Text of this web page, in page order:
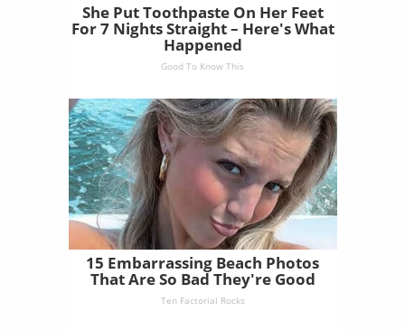
She Put Toothpaste On Her Feet
For 7 Nights Straight – Here's What
Happened
Good To Know This
15 Embarrassing Beach Photos
That Are So Bad They're Good
Ten Factorial Rocks